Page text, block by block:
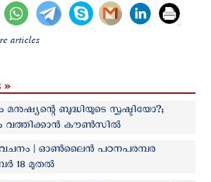
articles
»
മനുഷ്യന്റെ ബുദ്ധിയുടെ സൃഷ്ടിയോ?;
വത്തിക്കാന്‍ കൗണ്‍സില്‍
65ാമത്തെ ക്ലാസ് ഈ
| ഓണ്‍ലൈന്‍ പഠനപരമ്പര
18 മുതല്‍